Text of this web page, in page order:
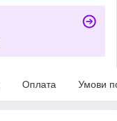
Оплата Умови